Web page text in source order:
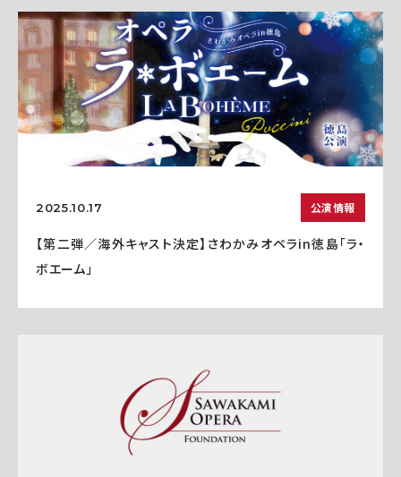
2025.10.17 公演情報
【第二弾／海外キャスト決定】さわかみオペラin徳島「ラ・
ボエーム」